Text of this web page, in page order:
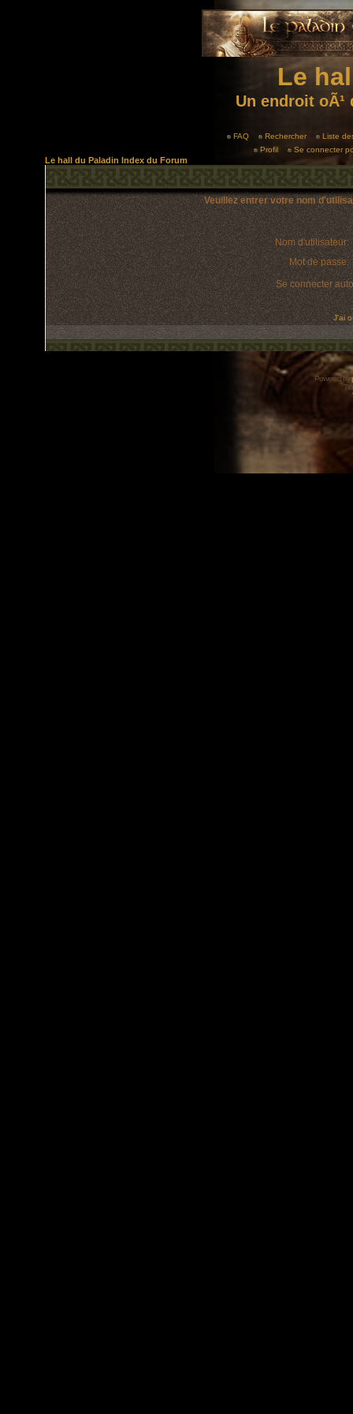
Le
Un endroit
FAQ Rechercher
Liste
Profil
Se connecter
Le hall du Paladin Index du Forum
Veuillez entrer votre nom
Nom d'utilisateur:
Mot de passe:
Se connecter
J'ai
Powered by